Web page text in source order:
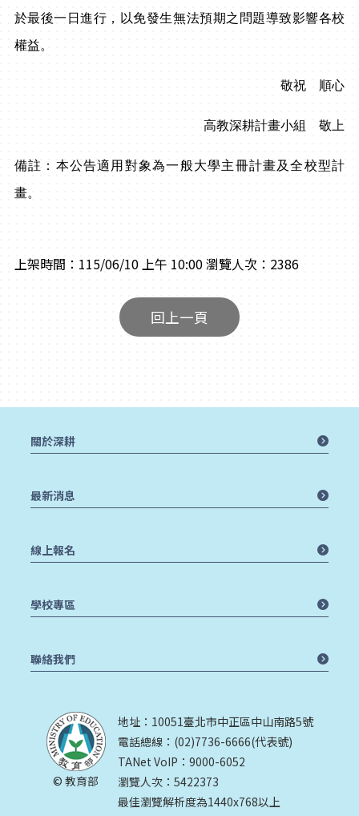
於最後一日進行，以免發生無法預期之問題導致影響各校
權益。
敬祝 順心
高教深耕計畫小組 敬上
備註：本公告適用對象為一般大學主冊計畫及全校型計
畫。
上架時間：115/06/10 上午 10:00瀏覽人次：2386
回上一頁
© 教育部
地址：10051臺北市中正區中山南路5號
電話總線：(02)7736-6666(代表號)
TANet VoIP：9000-6052
瀏覽人次：5422373
最佳瀏覽解析度為1440x768以上
關於深耕
最新消息
線上報名
學校專區
聯絡我們